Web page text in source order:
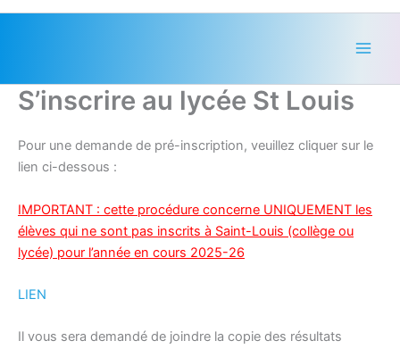
S’inscrire au lycée St Louis
Pour une demande de pré-inscription, veuillez cliquer sur le
lien ci-dessous :
IMPORTANT : cette procédure concerne UNIQUEMENT les
élèves qui ne sont pas inscrits à Saint-Louis (collège ou
lycée) pour l’année en cours 2025-26
LIEN
Il vous sera demandé de joindre la copie des résultats